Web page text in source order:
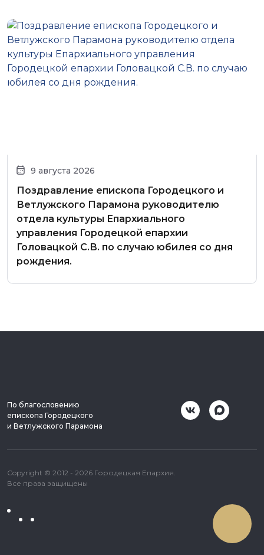
9 августа 2026
Поздравление епископа Городецкого и
Ветлужского Парамона руководителю
отдела культуры Епархиального
управления Городецкой епархии
Головацкой С.В. по случаю юбилея со дня
рождения.
По благословению
епископа Городецкого
и Ветлужского Парамона
Copyright © 2012 - 2026 Городецкая Епархия.
Все права защищены